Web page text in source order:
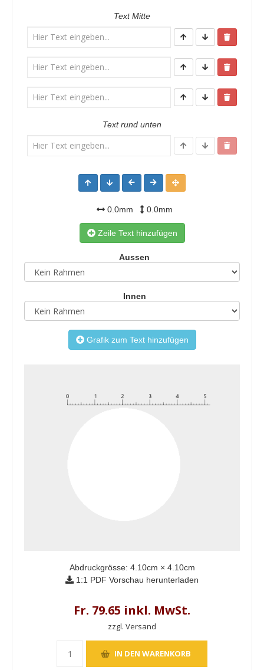
Text Mitte
Text rund unten
0.0mm 0.0mm
Zeile Text hinzufügen
Aussen
Innen
Grafik zum Text hinzufügen
Abdruckgrösse: 4.10cm × 4.10cm
1:1 PDF Vorschau herunterladen
Fr. 79.65 inkl. MwSt.
zzgl. Versand